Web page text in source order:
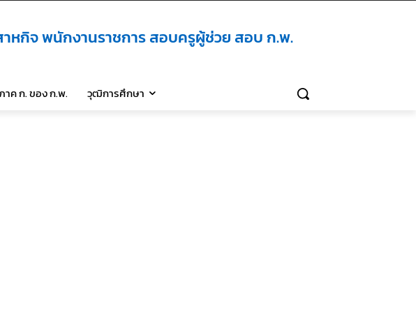
าหกิจ พนักงานราชการ สอบครูผู้ช่วย สอบ ก.พ.
าค ก. ของ ก.พ. วุฒิการศึกษา